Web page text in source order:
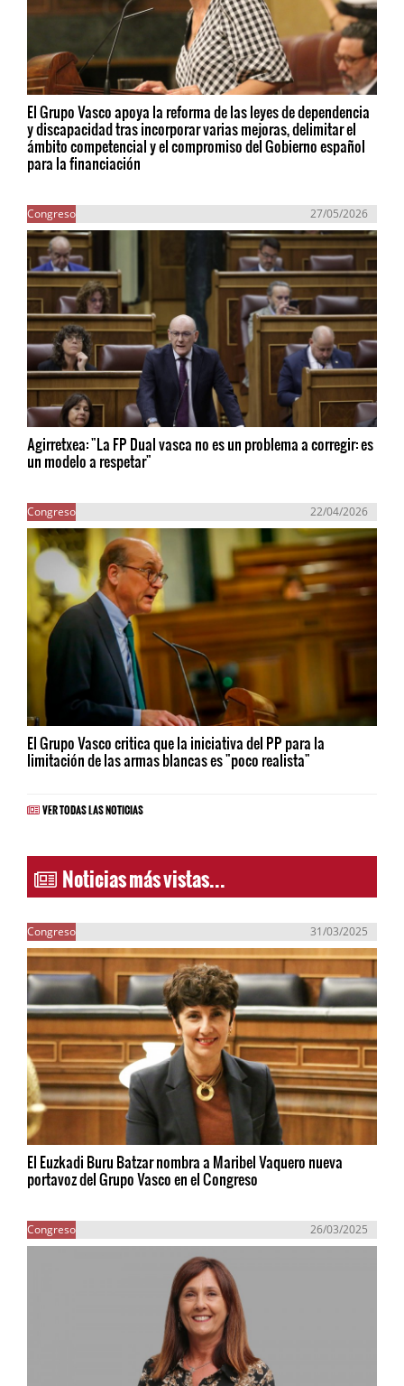
El Grupo Vasco apoya la reforma de las leyes de dependencia
y discapacidad tras incorporar varias mejoras, delimitar el
ámbito competencial y el compromiso del Gobierno español
para la financiación
Congreso 27/05/2026
Agirretxea: "La FP Dual vasca no es un problema a corregir: es
un modelo a respetar"
Congreso 22/04/2026
El Grupo Vasco critica que la iniciativa del PP para la
limitación de las armas blancas es "poco realista"
VER TODAS LAS NOTICIAS
Noticias más vistas...
Congreso 31/03/2025
El Euzkadi Buru Batzar nombra a Maribel Vaquero nueva
portavoz del Grupo Vasco en el Congreso
Congreso 26/03/2025